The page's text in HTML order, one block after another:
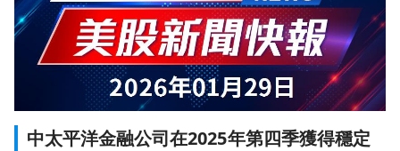
中太平洋金融公司在2025年第四季獲得穩定